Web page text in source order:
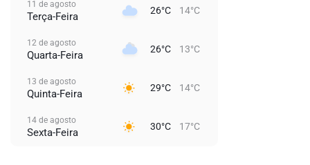
11 de agosto
Terça-Feira 26°C 14°C
12 de agosto
Quarta-Feira 26°C 13°C
13 de agosto
Quinta-Feira 29°C 14°C
14 de agosto
Sexta-Feira 30°C 17°C